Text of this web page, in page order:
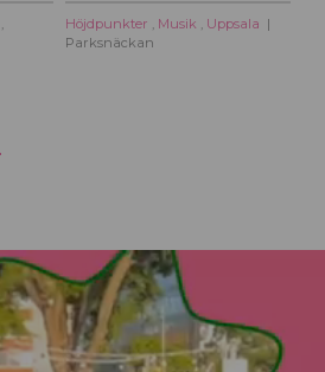
,
Höjdpunkter , Musik , Uppsala
Parksnäckan